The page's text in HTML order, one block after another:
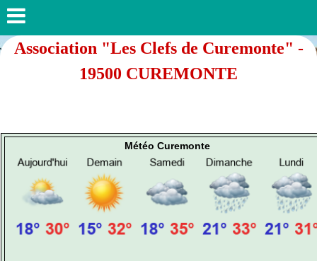
Association "Les Clefs de Curemonte" -
19500 CUREMONTE
Météo Curemonte